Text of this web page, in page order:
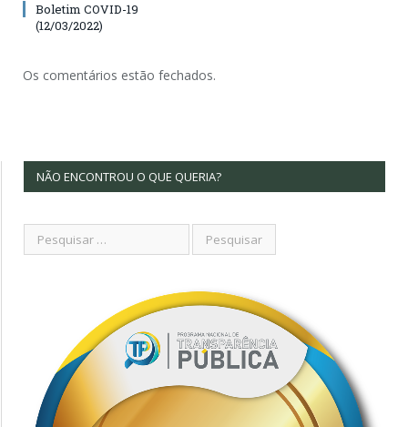
Boletim COVID-19
(12/03/2022)
Os comentários estão fechados.
NÃO ENCONTROU O QUE QUERIA?